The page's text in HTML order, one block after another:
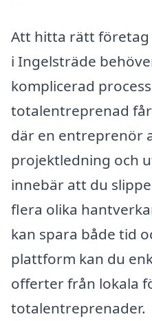
Att hitta rätt
i Ingelsträde
komplicerad
totalentreprenad
där en entreprenör
projektledning och
innebär att du
flera olika
kan spara både tid
plattform kan du
offerter från lokala
totalentreprenader.